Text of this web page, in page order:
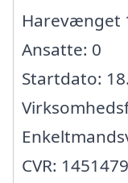
Harevænget
Ansatte: 0
Startdato:
CVR: